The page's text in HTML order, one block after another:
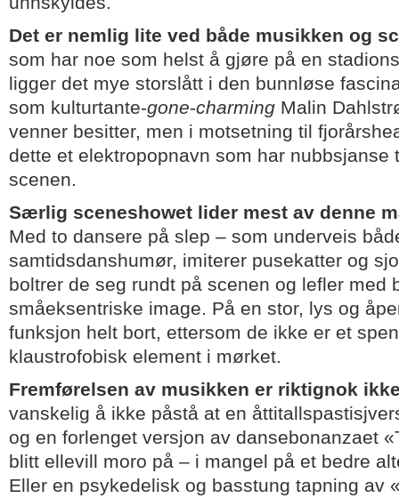
Det er nemlig lite ved både musikken og
som har noe som helst å gjøre på en
ligger det mye storslått i den bunnløse
som kulturtante-gone-charming Malin
venner besitter, men i motsetning til
dette et elektropopnavn som har
scenen.
Særlig sceneshowet lider mest av denne
Med to dansere på slep – som underveis
samtidsdanshumør, imiterer pusekatter og
boltrer de seg rundt på scenen og lefler med
småeksentriske image. På en stor, lys og
funksjon helt bort, ettersom de ikke er et
klaustrofobisk element i mørket.
Fremførelsen av musikken er riktignok
vanskelig å ikke påstå at en
og en forlenget versjon av dansebonanzaet
blitt ellevill moro på – i mangel på et bedre
Eller en psykedelisk og basstung tapning av